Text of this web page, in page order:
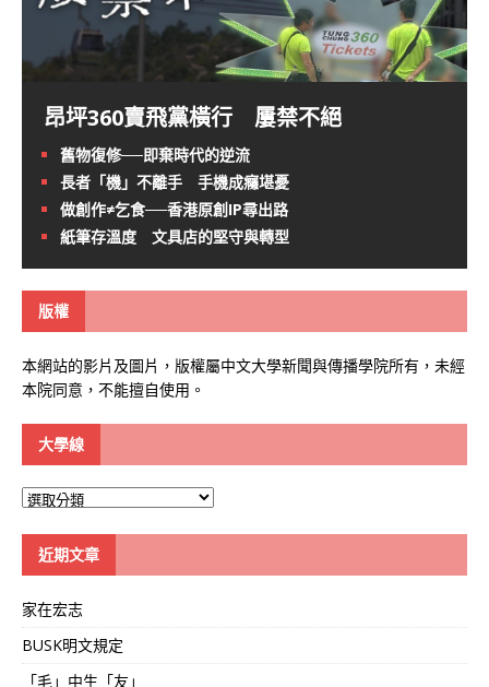
昂坪360賣飛黨橫行 屢禁不絕
舊物復修──即棄時代的逆流
長者「機」不離手 手機成癮堪憂
做創作≠乞食──香港原創IP尋出路
紙筆存溫度 文具店的堅守與轉型
版權
本網站的影片及圖片，版權屬中文大學新聞與傳播學院所有，未經
本院同意，不能擅自使用。
大學線
大
近期文章
家在宏志
BUSK明文規定
「毛」中生「友」